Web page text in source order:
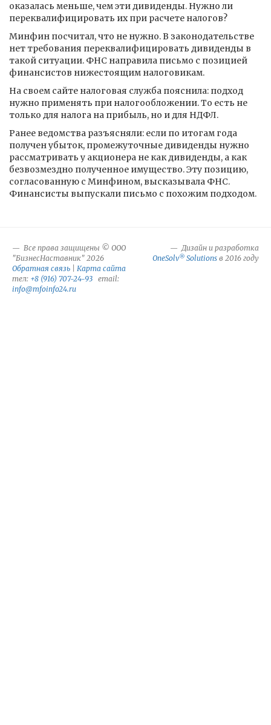
оказалась меньше, чем эти дивиденды. Нужно ли
переквалифицировать их при расчете налогов?
Минфин посчитал, что не нужно. В законодательстве
нет требования переквалифицировать дивиденды в
такой ситуации. ФНС направила письмо с позицией
финансистов нижестоящим налоговикам.
На своем сайте налоговая служба пояснила: подход
нужно применять при налогообложении. То есть не
только для налога на прибыль, но и для НДФЛ.
Ранее ведомства разъясняли: если по итогам года
получен убыток, промежуточные дивиденды нужно
рассматривать у акционера не как дивиденды, а как
безвозмездно полученное имущество. Эту позицию,
согласованную с Минфином, высказывала ФНС.
Финансисты выпускали письмо с похожим подходом.
Все права защищены © ООО
"БизнесНаставник" 2026
Обратная связь
Карта сайта
тел: +8 (916) 707-24-93 email:
info@mfoinfo24.ru
Дизайн и разработка
OneSolv® Solutions в 2016 году